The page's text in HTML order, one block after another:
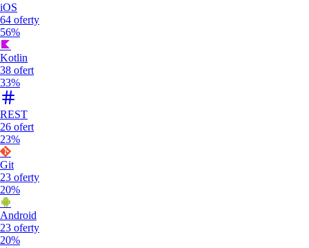
iOS
64 oferty
56%
Kotlin
38 ofert
33%
REST
26 ofert
23%
Git
23 oferty
20%
Android
23 oferty
20%